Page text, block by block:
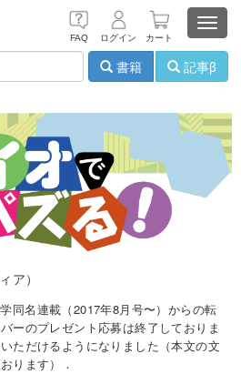
FAQ ログイン カート
書籍
記事β
ア）
同名連載（2017年8月号〜）からの転
ーのプレゼント応募は終了しておりま
ただけるようになりました（本文の文
ります）．